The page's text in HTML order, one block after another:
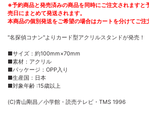
※予約商品と発売済みの商品を同時にご注文されますと
売日にまとめて発送されます。
本商品の個別発送をご希望の場合はカートを分けてご注
"名探偵コナン"よりカード型アクリルスタンドが発売！
■サイズ：約100mm×70mm
■素材：アクリル
■パッケージ：OPP入り
■生産国：日本
■対象年齢 :15歳以上
(C)青山剛昌／小学館・読売テレビ・TMS 1996